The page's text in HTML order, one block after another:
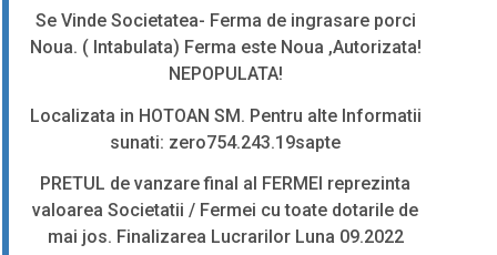
Se Vinde Societatea- Ferma de ingrasare porci
Noua. ( Intabulata) Ferma este Noua ,Autorizata!
NEPOPULATA!
Localizata in HOTOAN SM. Pentru alte Informatii
sunati: zero754.243.19sapte
PRETUL de vanzare final al FERMEI reprezinta
valoarea Societatii / Fermei cu toate dotarile de
mai jos. Finalizarea Lucrarilor Luna 09.2022